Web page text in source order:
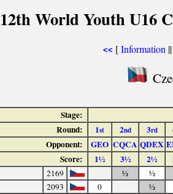
12th World Youth U16
<< [Information
Stage:
Round:
1st 2nd 3rd
Opponent:
GEO CQCA QDEX
Score:
1½ 3½ 2½
2169 ½
½
2093 0
½